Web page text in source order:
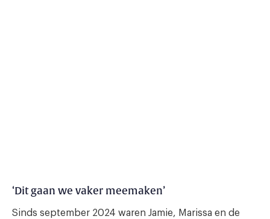
‘Dit gaan we vaker meemaken’
Sinds september 2024 waren Jamie, Marissa en de